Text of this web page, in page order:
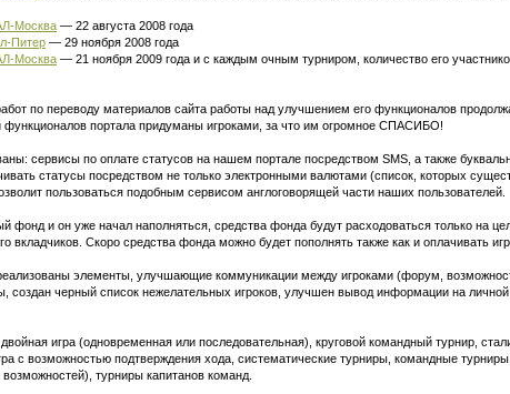
Москва — 22 августа 2008 года
Питер — 29 ноября 2008 года
Москва — 21 ноября 2009 года и с каждым очным турниром, количество его
по переводу материалов сайта работы над улучшением его функционалов
портала придуманы игроками, за что им огромное СПАСИБО!
сервисы по оплате статусов на нашем портале посредством SMS, а также
статусы посредством не только электронными валютами (список, которых
пользоваться подобным сервисом англоговорящей части наших пользователей.
фонд и он уже начал наполняться, средства фонда будут расходоваться только на
вкладчиков. Скоро средства фонда можно будет пополнять также как и оплачивать
элементы, улучшающие коммуникации между игроками (форум,
создан черный список нежелательных игроков, улучшен вывод информации на личной
игра (одновременная или последовательная), круговой командный турнир,
с возможностью подтверждения хода, систематические турниры, командные
турниры капитанов команд.